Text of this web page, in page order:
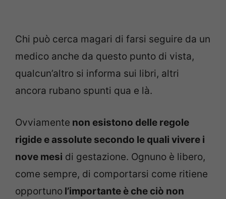
Chi può cerca magari di farsi seguire da un
medico anche da questo punto di vista,
qualcun’altro si informa sui libri, altri
ancora rubano spunti qua e là.
Ovviamente non esistono delle regole
rigide e assolute secondo le quali vivere i
nove mesi di gestazione. Ognuno è libero,
come sempre, di comportarsi come ritiene
opportuno l’importante è che ciò non